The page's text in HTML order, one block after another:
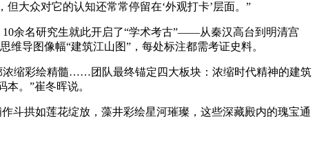
大众对它的认知还常常停留在‘外观打卡’层面。”
余名研究生就此开启了“学术考古”——从秦汉高台到明清宫
导图像幅“建筑江山图”，每处标注都需考证史料。
缩彩绘精髓……团队最终锚定四大板块：浓缩时代精神的建筑
。”崔冬晖说。
斗拱如莲花绽放，藻井彩绘星河璀璨，这些深藏殿内的瑰宝通